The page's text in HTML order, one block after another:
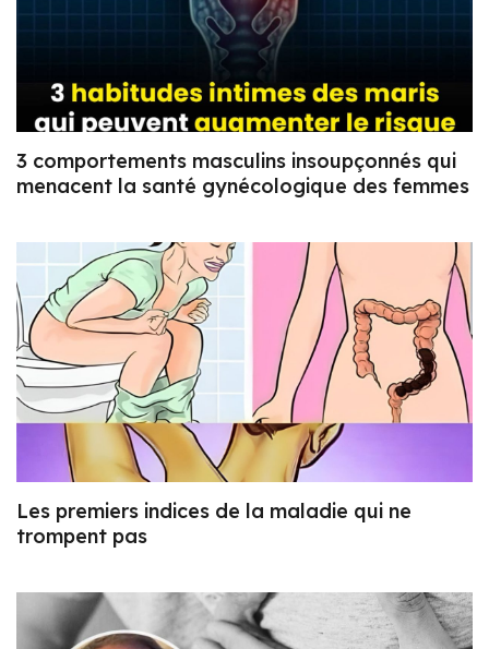
3 comportements masculins insoupçonnés qui
menacent la santé gynécologique des femmes
Les premiers indices de la maladie qui ne
trompent pas